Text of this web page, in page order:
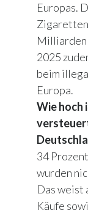
Europas.
Milliarden
2025
beim
Europa.
Wie hoch
34
wurden
Das weist
Käufe